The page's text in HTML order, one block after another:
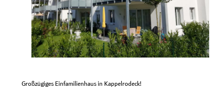
Großzügiges Einfamilienhaus in Kappelrodeck!